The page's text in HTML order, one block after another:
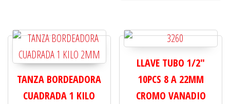
TANZA BORDEADORA
CUADRADA 1 KILO
LLAVE TUBO 1/2"
10PCS 8 A 22MM
CROMO VANADIO